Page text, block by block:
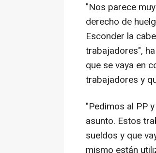
"Nos parece
derecho de
Esconder la
trabajadores",
que se vaya en
trabajadores y
"Pedimos al PP
asunto. Estos
sueldos y que
mismo están